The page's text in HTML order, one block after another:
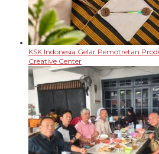
KSK Indonesia Gelar Pemotretan
Creative Center